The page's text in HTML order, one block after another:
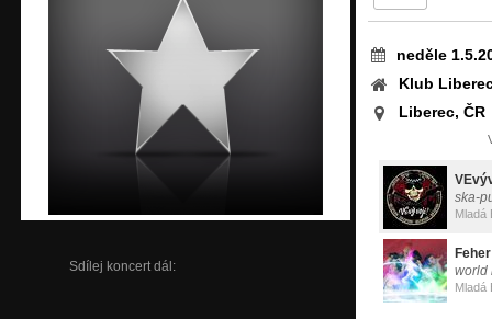
Sdílej koncert dál:
neděle
Klub
Liberec, ČR
ska-
Mladá
world
Mladá